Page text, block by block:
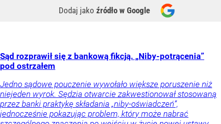
Dodaj jako źródło w Google
Sąd rozprawił się z bankową fikcją. „Niby-potrącenia”
pod ostrzałem
Jedno sądowe pouczenie wywołało większe poruszenie niż
niejeden wyrok. Sędzia otwarcie zakwestionował stosowaną
przez banki praktykę składania „niby-oświadczeń”,
jednocześnie pokazując problem, który może nabrać